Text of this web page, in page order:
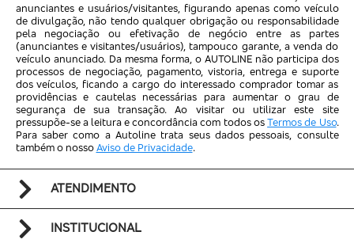
anunciantes e usuários/visitantes, figurando apenas como veículo
de divulgação, não tendo qualquer obrigação ou responsabilidade
pela negociação ou efetivação de negócio entre as partes
(anunciantes e visitantes/usuários), tampouco garante, a venda do
veículo anunciado. Da mesma forma, o AUTOLINE não participa dos
processos de negociação, pagamento, vistoria, entrega e suporte
dos veículos, ficando a cargo do interessado comprador tomar as
providências e cautelas necessárias para aumentar o grau de
segurança de sua transação. Ao visitar ou utilizar este site
pressupõe-se a leitura e concordância com todos osTermos de Uso.
Para saber como a Autoline trata seus dados pessoais, consulte
também o nossoAviso de Privacidade.
ATENDIMENTO
INSTITUCIONAL